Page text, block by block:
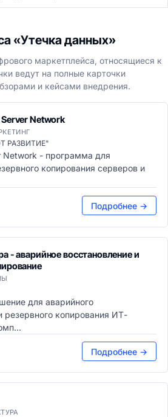
«Утечка данных»
маркетплейса, относящиеся к
ведут на полные карточки
и кейсами внедрения.
Network
РАЗВИТИЕ"
Network - программа для
копирования серверов и
Подробнее →
- аварийное восстановление и
для аварийного
резервного копирования ИТ-
Подробнее →